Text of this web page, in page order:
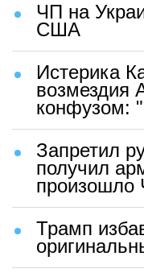
ЧП на
США
Истерика
возмездия
конфузом:
Запретил
получил
произошло
Трамп